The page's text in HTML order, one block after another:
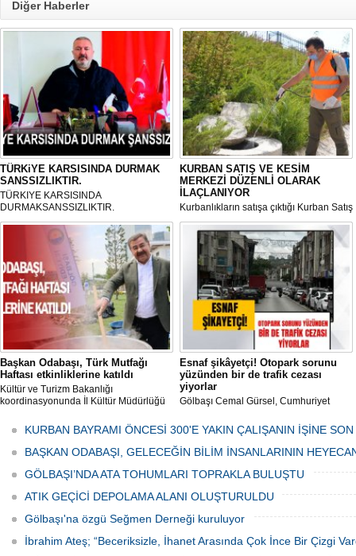
Diğer Haberler
TÜRKiYE KARSISINDA DURMAK
SANSSIZLIKTIR.
TÜRKIYE KARSISINDA
DURMAKSANSSIZLIKTIR.
KURBAN SATIŞ VE KESİM
MERKEZİ DÜZENLİ OLARAK
İLAÇLANIYOR
Kurbanlıkların satışa çıktığı Kurban Satış
ve Kesim Merkezi, haşere ve
mikropların önüne geçilmesi amacıyla
her gün Gölbaşı Belediyesi ekipleri
tarafından düzenli olarak ilaçlanıyor.
Başkan Odabaşı, Türk Mutfağı
Haftası etkinliklerine katıldı
Kültür ve Turizm Bakanlığı
koordinasyonunda İl Kültür Müdürlüğü
Haftası" etkinlikleri Ankara'da devam
ediyor.
Esnaf şikâyetçi! Otopark sorunu
yüzünden bir de trafik cezası
yiyorlar
Gölbaşı Cemal Gürsel, Cumhuriyet
bulunan esnaf ve alışverişe gelen
vatandaşlar park cezaları yüzünden
canından bezdi.
KURBAN BAYRAMI ÖNCESİ 300'E YAKIN ÇALIŞANIN İŞİNE
BAŞKAN ODABAŞI, GELECEĞİN BİLİM İNSANLARININ
GÖLBAŞI’NDA ATA TOHUMLARI TOPRAKLA BULUŞTU
ATIK GEÇİCİ DEPOLAMA ALANI OLUŞTURULDU
Gölbaşı'na özgü Seğmen Derneği kuruluyor
İbrahim Ateş; “Beceriksizle, İhanet Arasında Çok İnce Bir Çizgi